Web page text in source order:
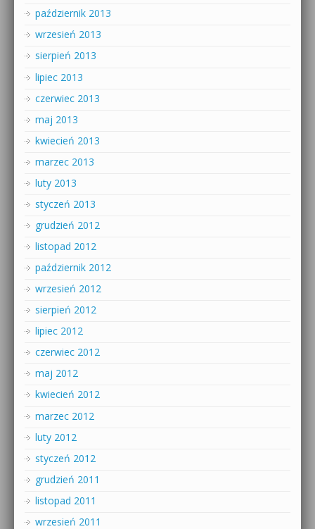
październik 2013
wrzesień 2013
sierpień 2013
lipiec 2013
czerwiec 2013
maj 2013
kwiecień 2013
marzec 2013
luty 2013
styczeń 2013
grudzień 2012
listopad 2012
październik 2012
wrzesień 2012
sierpień 2012
lipiec 2012
czerwiec 2012
maj 2012
kwiecień 2012
marzec 2012
luty 2012
styczeń 2012
grudzień 2011
listopad 2011
wrzesień 2011